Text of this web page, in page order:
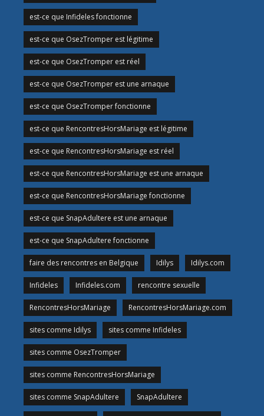
est-ce que Infideles fonctionne
est-ce que OsezTromper est légitime
est-ce que OsezTromper est réel
est-ce que OsezTromper est une arnaque
est-ce que OsezTromper fonctionne
est-ce que RencontresHorsMariage est légitime
est-ce que RencontresHorsMariage est réel
est-ce que RencontresHorsMariage est une arnaque
est-ce que RencontresHorsMariage fonctionne
est-ce que SnapAdultere est une arnaque
est-ce que SnapAdultere fonctionne
faire des rencontres en Belgique Idilys Idilys.com
Infideles Infideles.com rencontre sexuelle
RencontresHorsMariage RencontresHorsMariage.com
sites comme Idilys sites comme Infideles
sites comme OsezTromper
sites comme RencontresHorsMariage
sites comme SnapAdultere SnapAdultere